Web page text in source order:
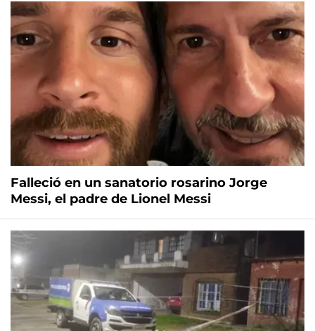
Falleció en un sanatorio rosarino Jorge
Messi, el padre de Lionel Messi